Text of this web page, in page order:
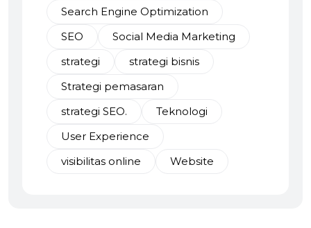
Search Engine Optimization
SEO
Social Media Marketing
strategi
strategi bisnis
Strategi pemasaran
strategi SEO.
Teknologi
User Experience
visibilitas online
Website